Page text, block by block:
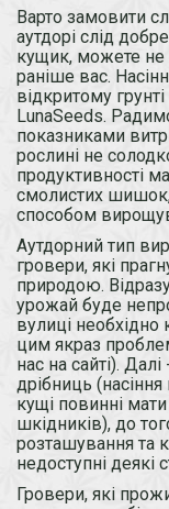
Варто замовити
аутдорі слід
кущик, можете не
раніше вас.
відкритому
LunaSeeds.
показниками
рослині не
продуктивності
смолистих
способом
Аутдорний тип
гровери, які
природою.
урожай буде
вулиці необхідно
цим якраз
нас на сайті).
дрібниць
кущі повинні
шкідників), до
розташування та
недоступні деякі
Гровери, які